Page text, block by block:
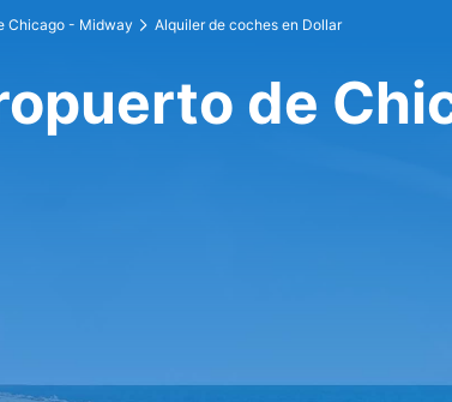
Chicago - Midway Alquiler de coches en Dollar
de